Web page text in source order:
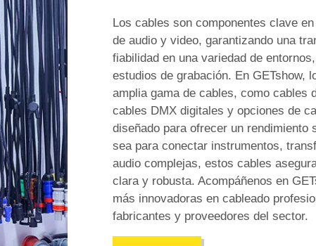
Los cables son componentes clave
de audio y video, garantizando una
fiabilidad en una variedad de
estudios de grabación. En GETshow,
amplia gama de cables, como cables
cables DMX digitales y opciones de
diseñado para ofrecer un rendimiento
sea para conectar instrumentos,
audio complejas, estos cables
clara y robusta. Acompáñenos en
más innovadoras en cableado
fabricantes y proveedores del sector.